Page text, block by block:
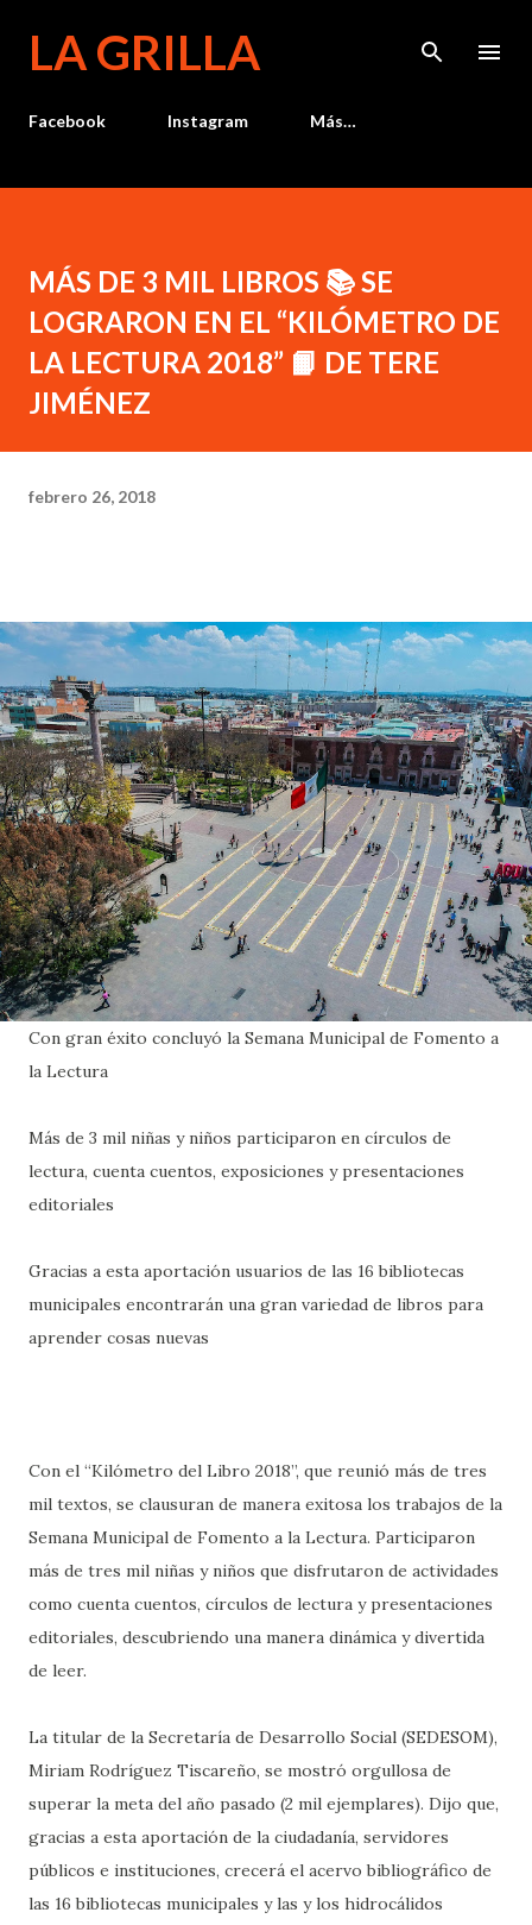
LA GRILLA
Facebook Instagram Más…
MÁS DE 3 MIL LIBROS 📚 SE
LOGRARON EN EL “KILÓMETRO DE
LA LECTURA 2018” 📙 DE TERE
JIMÉNEZ
febrero 26, 2018
Con gran éxito concluyó la Semana Municipal de Fomento a
la Lectura
Más de 3 mil niñas y niños participaron en círculos de
lectura, cuenta cuentos, exposiciones y presentaciones
editoriales
Gracias a esta aportación usuarios de las 16 bibliotecas
municipales encontrarán una gran variedad de libros para
aprender cosas nuevas
Con el “Kilómetro del Libro 2018”, que reunió más de tres
mil textos, se clausuran de manera exitosa los trabajos de la
Semana Municipal de Fomento a la Lectura. Participaron
más de tres mil niñas y niños que disfrutaron de actividades
como cuenta cuentos, círculos de lectura y presentaciones
editoriales, descubriendo una manera dinámica y divertida
de leer.
La titular de la Secretaría de Desarrollo Social (SEDESOM),
Miriam Rodríguez Tiscareño, se mostró orgullosa de
superar la meta del año pasado (2 mil ejemplares). Dijo que,
gracias a esta aportación de la ciudadanía, servidores
públicos e instituciones, crecerá el acervo bibliográfico de
las 16 bibliotecas municipales y las y los hidrocálidos